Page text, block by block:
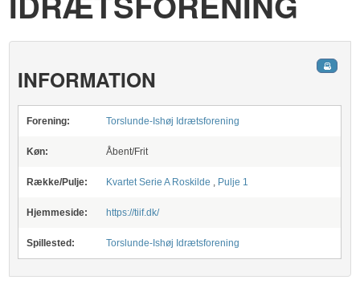
INFORMATION
Forening: Torslunde-Ishøj Idrætsforening
Køn: Åbent/Frit
Række/Pulje: Kvartet Serie A Roskilde , Pulje 1
Hjemmeside: https://tiif.dk/
Spillested: Torslunde-Ishøj Idrætsforening